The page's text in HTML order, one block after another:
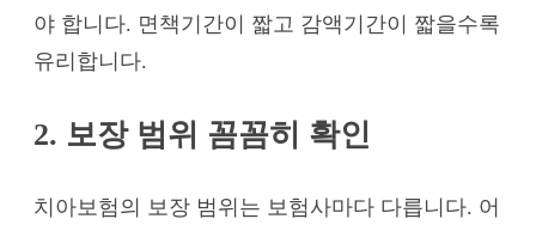
야 합니다. 면책기간이 짧고 감액기간이 짧을수록
유리합니다.
2. 보장 범위 꼼꼼히 확인
치아보험의 보장 범위는 보험사마다 다릅니다. 어